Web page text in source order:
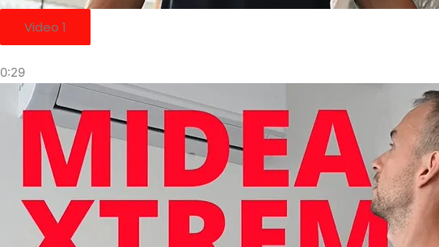
Video 1
0:29